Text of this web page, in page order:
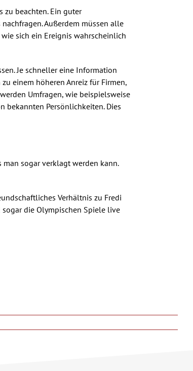
zu beachten. Ein guter
Außerdem müssen alle
sich ein Ereignis wahrscheinlich
Je schneller eine Information
einem höheren Anreiz für Firmen,
Umfragen, wie beispielsweise
bekannten Persönlichkeiten. Dies
man sogar verklagt werden kann.
Verhältnis zu Fredi
die Olympischen Spiele live